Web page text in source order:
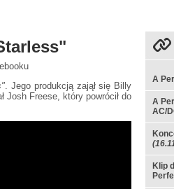
. Jego produkcją zajął się Billy
Josh Freese, który powrócił do
A
A
AC/
Klip